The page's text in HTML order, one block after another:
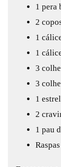
1 pera
2
1
1
3
3
1
2
1 pau